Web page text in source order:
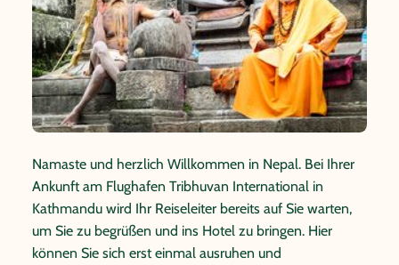
Namaste und herzlich Willkommen in Nepal. Bei Ihrer
Ankunft am Flughafen Tribhuvan International in
Kathmandu wird Ihr Reiseleiter bereits auf Sie warten,
um Sie zu begrüßen und ins Hotel zu bringen. Hier
können Sie sich erst einmal ausruhen und